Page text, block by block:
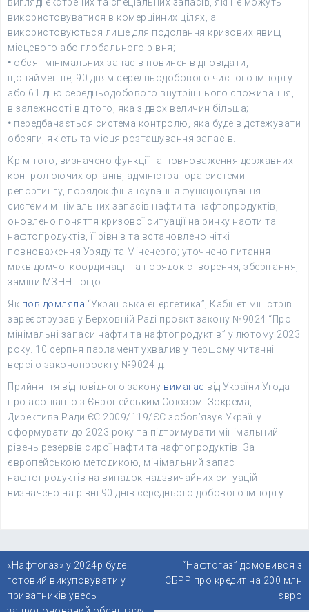
використовуватися в комерційних цілях, а
використовуються лише для подолання кризових явищ
місцевого або глобального рівня;
• обсяг мінімальних запасів повинен відповідати,
щонайменше, 90 дням середньодобового чистого імпорту
або 61 дню середньодобового внутрішнього споживання,
в залежності від того, яка з двох величин більша;
• передбачається система контролю, яка буде відстежувати
обсяги, якість та місця розташування запасів.
Крім того, визначено функції та повноваження державних
контролюючих органів, адміністратора системи
репортингу, порядок фінансування функціонування
системи мінімальних запасів нафти та нафтопродуктів,
оновлено поняття кризової ситуації на ринку нафти та
нафтопродуктів, її рівнів та встановлено чіткі
повноваження Уряду та Міненерго; уточнено питання
міжвідомчої координації та порядок створення, зберігання,
заміни МЗНН тощо.
Як повідомляла “Українська енергетика”, Кабінет міністрів
зареєстрував у Верховній Раді проєкт закону №9024 “Про
мінімальні запаси нафти та нафтопродуктів” у лютому 2023
року. 10 серпня парламент ухвалив у першому читанні
версію законопроєкту №9024-д.
Прийняття відповідного закону вимагає від України Угода
про асоціацію з Європейським Союзом. Зокрема,
Директива Ради ЄС 2009/119/ЄС зобов’язує Україну
сформувати до 2023 року та підтримувати мінімальний
рівень резервів сирої нафти та нафтопродуктів. За
європейською методикою, мінімальний запас
нафтопродуктів на випадок надзвичайних ситуацій
визначено на рівні 90 днів середнього добового імпорту.
Навігація
записів
«Нафтогаз» у 2024р буде
готовий викуповувати у
приватників увесь
“Нафтогаз” домовився з
ЄБРР про кредит на 200 млн
євро